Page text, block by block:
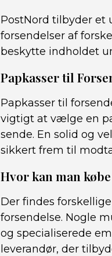
PostNord tilbyder et
forsendelser af
beskytte indholdet
Papkasser til
Papkasser til
vigtigt at vælge en
sende. En solid og
sikkert frem til
Hvor kan man
Der findes
forsendelse. Nogle
og specialiserede
leverandør, der